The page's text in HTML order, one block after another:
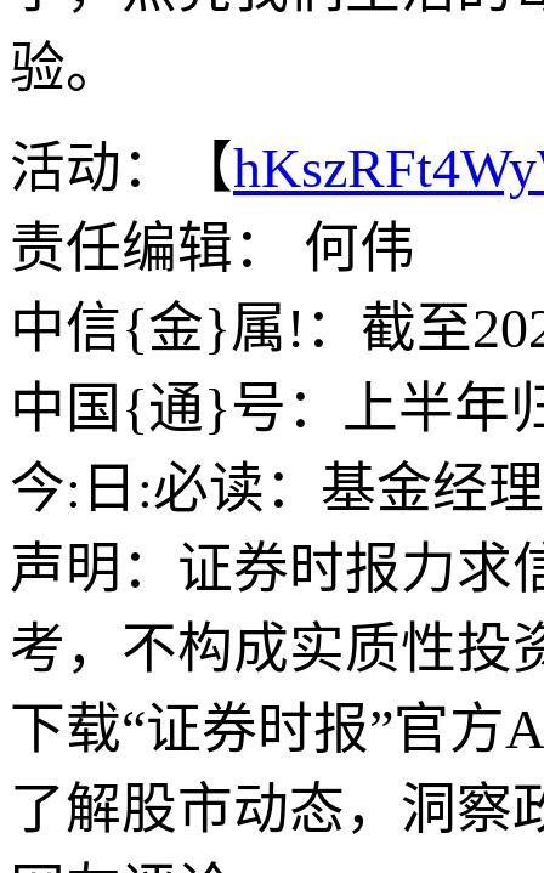
验。
活动：【
责任编辑： 何伟
中信{金}属!：截至
中国{通}号：上半年
今:日:必读：基金经
声明：证券时报力求
考，不构成实质性投
下载“证券时报”官方
了解股市动态，洞察